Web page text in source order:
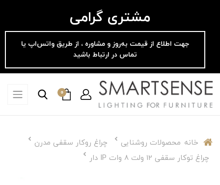
مشتری گرامی
جهت اطلاع از قیمت به‌روز و مشاوره ، از طریق واتس‌اپ یا
تماس در ارتباط باشید
0
خانه محصولات روشنایی
چراغ روکار سقفی مدرن
چراغ توکار سقفی 12 ولت 8 وات IP دار